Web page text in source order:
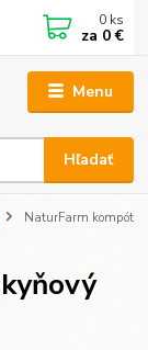
Menu
Hľadať
0 ks
za 0 €
NaturFarm kompót